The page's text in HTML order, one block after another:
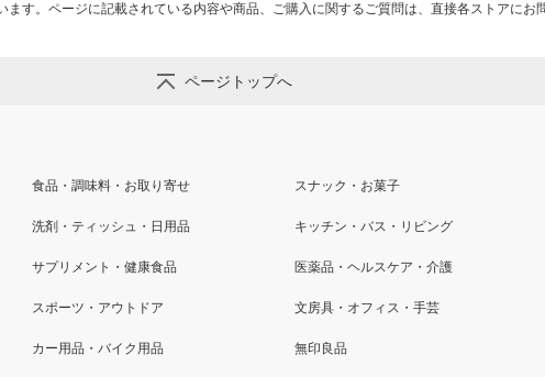
す。ページに記載されている内容や商品、ご購入に関するご質問は、直接各ストアにお
ページトップへ
食品・調味料・お取り寄せ スナック・お菓子
洗剤・ティッシュ・日用品 キッチン・バス・リビング
サプリメント・健康食品 医薬品・ヘルスケア・介護
スポーツ・アウトドア 文房具・オフィス・手芸
カー用品・バイク用品 無印良品